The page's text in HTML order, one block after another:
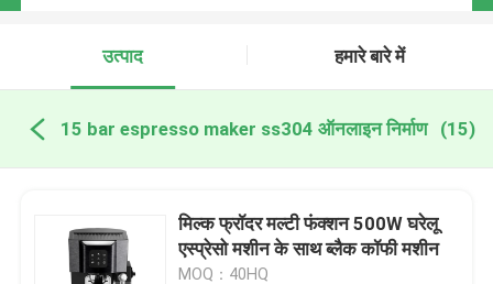
उत्पाद हमारे बारे में
15 bar espresso maker ss304 ऑनलाइन निर्माण (15)
मिल्क फ्रॉदर मल्टी फंक्शन 500W घरेलू
एस्प्रेसो मशीन के साथ ब्लैक कॉफी मशीन
MOQ：40HQ